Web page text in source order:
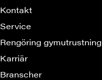
Kontakt
Service
Rengöring gymutrustning
Karriär
Branscher